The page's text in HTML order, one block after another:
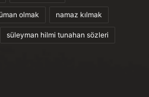
olmak namaz kılmak
süleyman hilmi tunahan sözleri